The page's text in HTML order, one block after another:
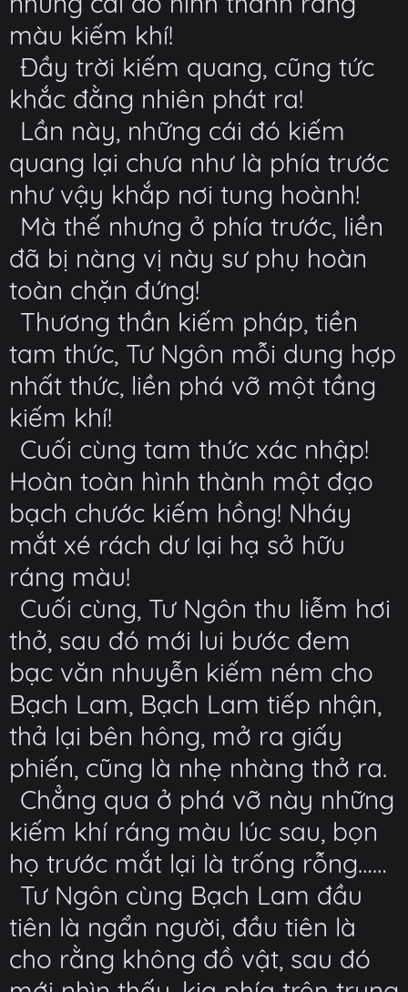
màu kiếm khí!
Đầy trời kiếm quang, cũng tức
khắc đằng nhiên phát ra!
Lần này, những cái đó kiếm
quang lại chưa như là phía trước
như vậy khắp nơi tung hoành!
Mà thế nhưng ở phía trước, liền
đã bị nàng vị này sư phụ hoàn
toàn chặn đứng!
Thương thần kiếm pháp, tiền
tam thức, Tư Ngôn mỗi dung hợp
nhất thức, liền phá vỡ một tầng
kiếm khí!
Cuối cùng tam thức xác nhập!
Hoàn toàn hình thành một đạo
bạch chước kiếm hồng! Nháy
mắt xé rách dư lại hạ sở hữu
ráng màu!
Cuối cùng, Tư Ngôn thu liễm hơi
thở, sau đó mới lui bước đem
bạc văn nhuyễn kiếm ném cho
Bạch Lam, Bạch Lam tiếp nhận,
thả lại bên hông, mở ra giấy
phiến, cũng là nhẹ nhàng thở ra.
Chẳng qua ở phá vỡ này những
kiếm khí ráng màu lúc sau, bọn
họ trước mắt lại là trống rỗng……
Tư Ngôn cùng Bạch Lam đầu
tiên là ngẩn người, đầu tiên là
cho rằng không đồ vật, sau đó